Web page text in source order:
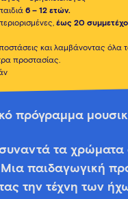
6 – 12 ετών.
έως 20
και λαμβάνοντας όλα
προστασίας.
πρόγραμμα
τα χρώματα
παιδαγωγική
την τέχνη των